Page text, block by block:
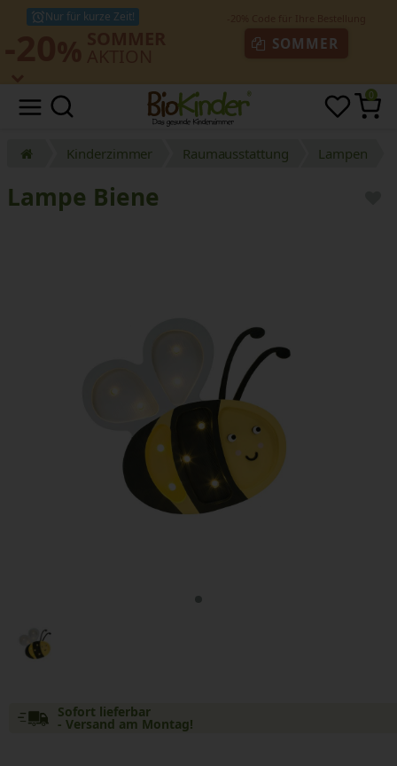
Nur für kurze Zeit!
SOMMER
0
Kinderzimmer Raumausstattung Lampen
Lampe Biene
Sofort lieferbar
- Versand am Montag!